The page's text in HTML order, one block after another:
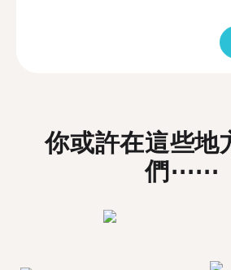
你或許在這些地
們⋯⋯